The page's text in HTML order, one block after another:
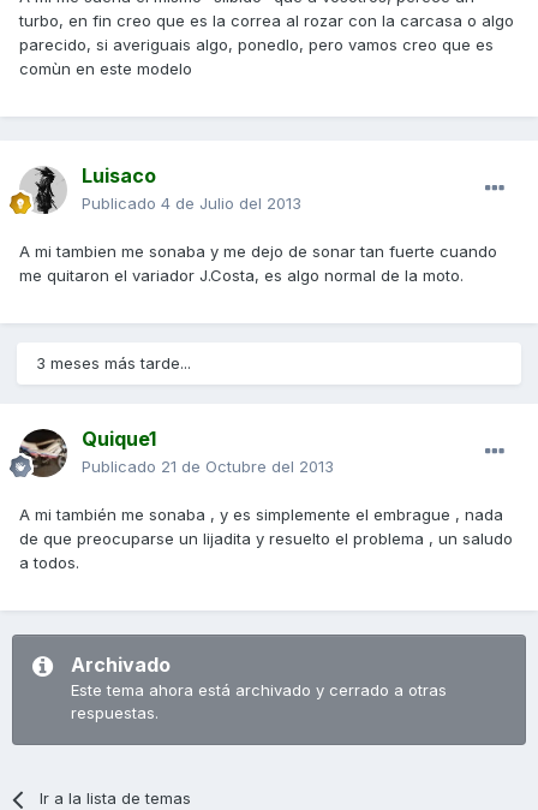
turbo, en fin creo que es la correa al rozar con la carcasa o algo
parecido, si averiguais algo, ponedlo, pero vamos creo que es
comùn en este modelo
Luisaco
Publicado 4 de Julio del 2013
A mi tambien me sonaba y me dejo de sonar tan fuerte cuando
me quitaron el variador J.Costa, es algo normal de la moto.
3 meses más tarde...
Quique1
Publicado 21 de Octubre del 2013
A mi también me sonaba , y es simplemente el embrague , nada
de que preocuparse un lijadita y resuelto el problema , un saludo
a todos.
Archivado
Este tema ahora está archivado y cerrado a otras
respuestas.
Ir a la lista de temas